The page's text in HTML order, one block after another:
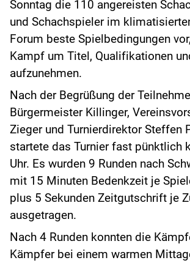
Sonntag die 110 angereisten
und Schachspieler im
Forum beste Spielbedingungen
Kampf um Titel, Qualifikationen
aufzunehmen.
Nach der Begrüßung der
Bürgermeister Killinger,
Zieger und Turnierdirektor Steffen
startete das Turnier fast pünktlich
Uhr. Es wurden 9 Runden nach
mit 15 Minuten Bedenkzeit je
plus 5 Sekunden Zeitgutschrift je
ausgetragen.
Nach 4 Runden konnten die
Kämpfer bei einem warmen